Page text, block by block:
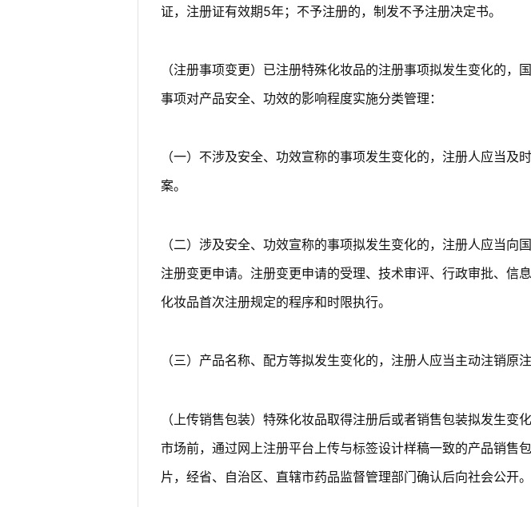
证，注册证有效期5年；不予注册的，制发不予注册决定书。
（注册事项变更）已注册特殊化妆品的注册事项拟发生变化的，
事项对产品安全、功效的影响程度实施分类管理：
（一）不涉及安全、功效宣称的事项发生变化的，注册人应当及
案。
（二）涉及安全、功效宣称的事项拟发生变化的，注册人应当向
注册变更申请。注册变更申请的受理、技术审评、行政审批、信
化妆品首次注册规定的程序和时限执行。
（三）产品名称、配方等拟发生变化的，注册人应当主动注销原
（上传销售包装）特殊化妆品取得注册后或者销售包装拟发生变
市场前，通过网上注册平台上传与标签设计样稿一致的产品销售
片，经省、自治区、直辖市药品监督管理部门确认后向社会公开。